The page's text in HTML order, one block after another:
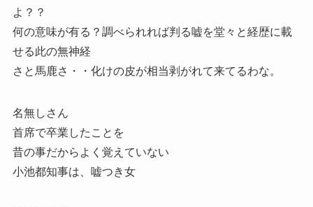
よ？？
何の意味が有る？調べられれば判る嘘を堂々と経歴に載
せる此の無神経
さと馬鹿さ・・化けの皮が相当剥がれて来てるわな。
名無しさん
首席で卒業したことを
昔の事だからよく覚えていない
小池都知事は、嘘つき女